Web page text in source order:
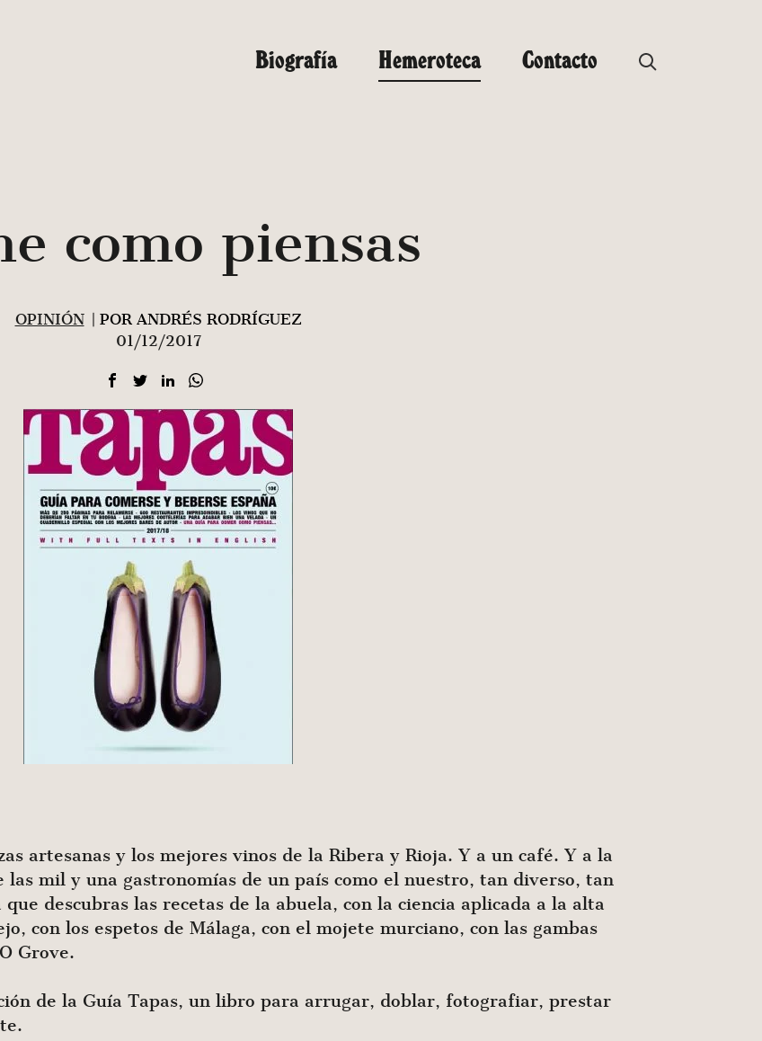
Biografía Hemeroteca Contacto
como piensas
OPINIÓN
| POR ANDRÉS RODRÍGUEZ
01/12/2017
artesanas y los mejores vinos de la Ri­bera y Rioja. Y a un café. Y a la
mil y una gastronomías de un país como el nuestro, tan diverso, tan
descubras las recetas de la abuela, con la ciencia aplicada a la alta
con los espetos de Málaga, con el mojete murciano, con las gambas
Grove.
de la Guía Tapas, un libro para arrugar, doblar, fotografiar, prestar